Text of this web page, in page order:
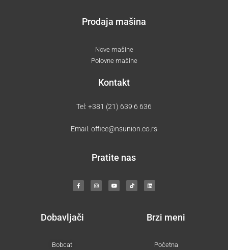
Prodaja mašina
Nove mašine
Polovne mašine
Kontakt
Tel: +381 (21) 639 6 636
Email: office@nsunion.co.rs
Pratite nas
c
e
b
-
f
s
t
a
u
t
u
k
t
o
n
k
e
Dobavljači
Bobcat
Brzi meni
Početna